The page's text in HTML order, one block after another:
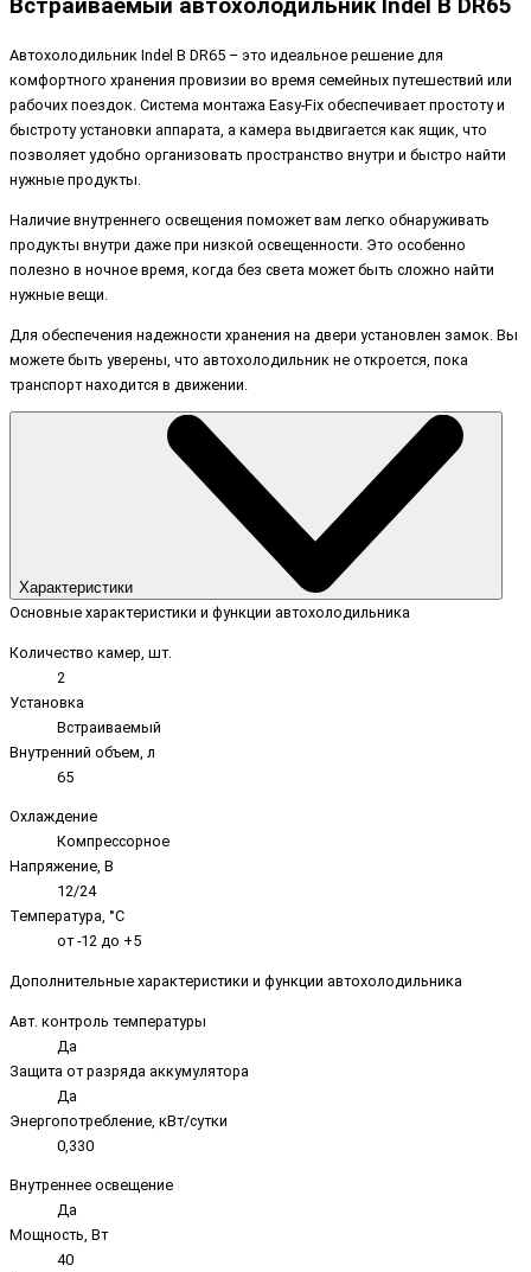
Автохолодильник Indel B DR65 – это идеальное решение для
комфортного хранения провизии во время семейных путешествий или
рабочих поездок. Система монтажа Easy-Fix обеспечивает простоту и
быстроту установки аппарата, а камера выдвигается как ящик, что
позволяет удобно организовать пространство внутри и быстро найти
нужные продукты.
Наличие внутреннего освещения поможет вам легко обнаруживать
продукты внутри даже при низкой освещенности. Это особенно
полезно в ночное время, когда без света может быть сложно найти
нужные вещи.
Для обеспечения надежности хранения на двери установлен замок. Вы
можете быть уверены, что автохолодильник не откроется, пока
транспорт находится в движении.
Характеристики
Основные характеристики и функции автохолодильника
Количество камер, шт.
2
Установка
Встраиваемый
Внутренний объем, л
65
Охлаждение
Компрессорное
Напряжение, В
12/24
Температура, °C
от -12 до +5
Дополнительные характеристики и функции автохолодильника
Авт. контроль температуры
Да
Защита от разряда аккумулятора
Да
Энергопотребление, кВт/сутки
0,330
Внутреннее освещение
Да
Мощность, Вт
40